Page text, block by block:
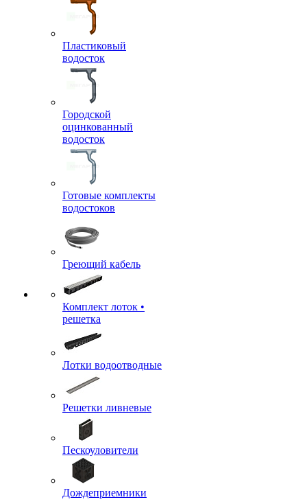
Пластиковый
водосток
Городской
оцинкованный
водосток
Готовые комплекты
водостоков
Греющий кабель
Комплект лоток •
решетка
Лотки водоотводные
Решетки ливневые
Пескоуловители
Дождеприемники